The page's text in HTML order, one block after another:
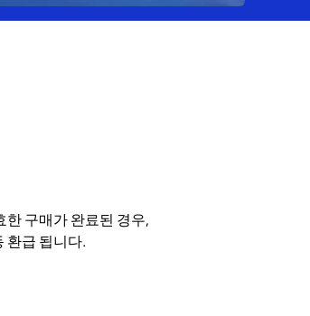
한 구매가 완료된 경우,
환급 됩니다.